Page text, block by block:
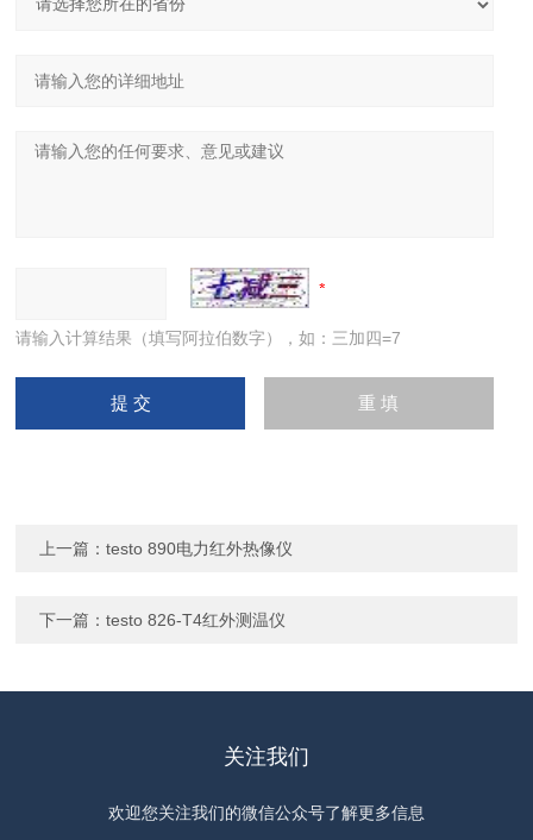
请输入计算结果（填写阿拉伯数字），如：三加四=7
上一篇：testo 890电力红外热像仪
下一篇：testo 826-T4红外测温仪
关注我们
欢迎您关注我们的微信公众号了解更多信息